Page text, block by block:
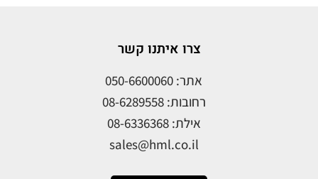
צרו איתנו קשר
אתר: 050-6600060
רחובות: 08-6289558
אילת: 08-6336368
sales@hml.co.il